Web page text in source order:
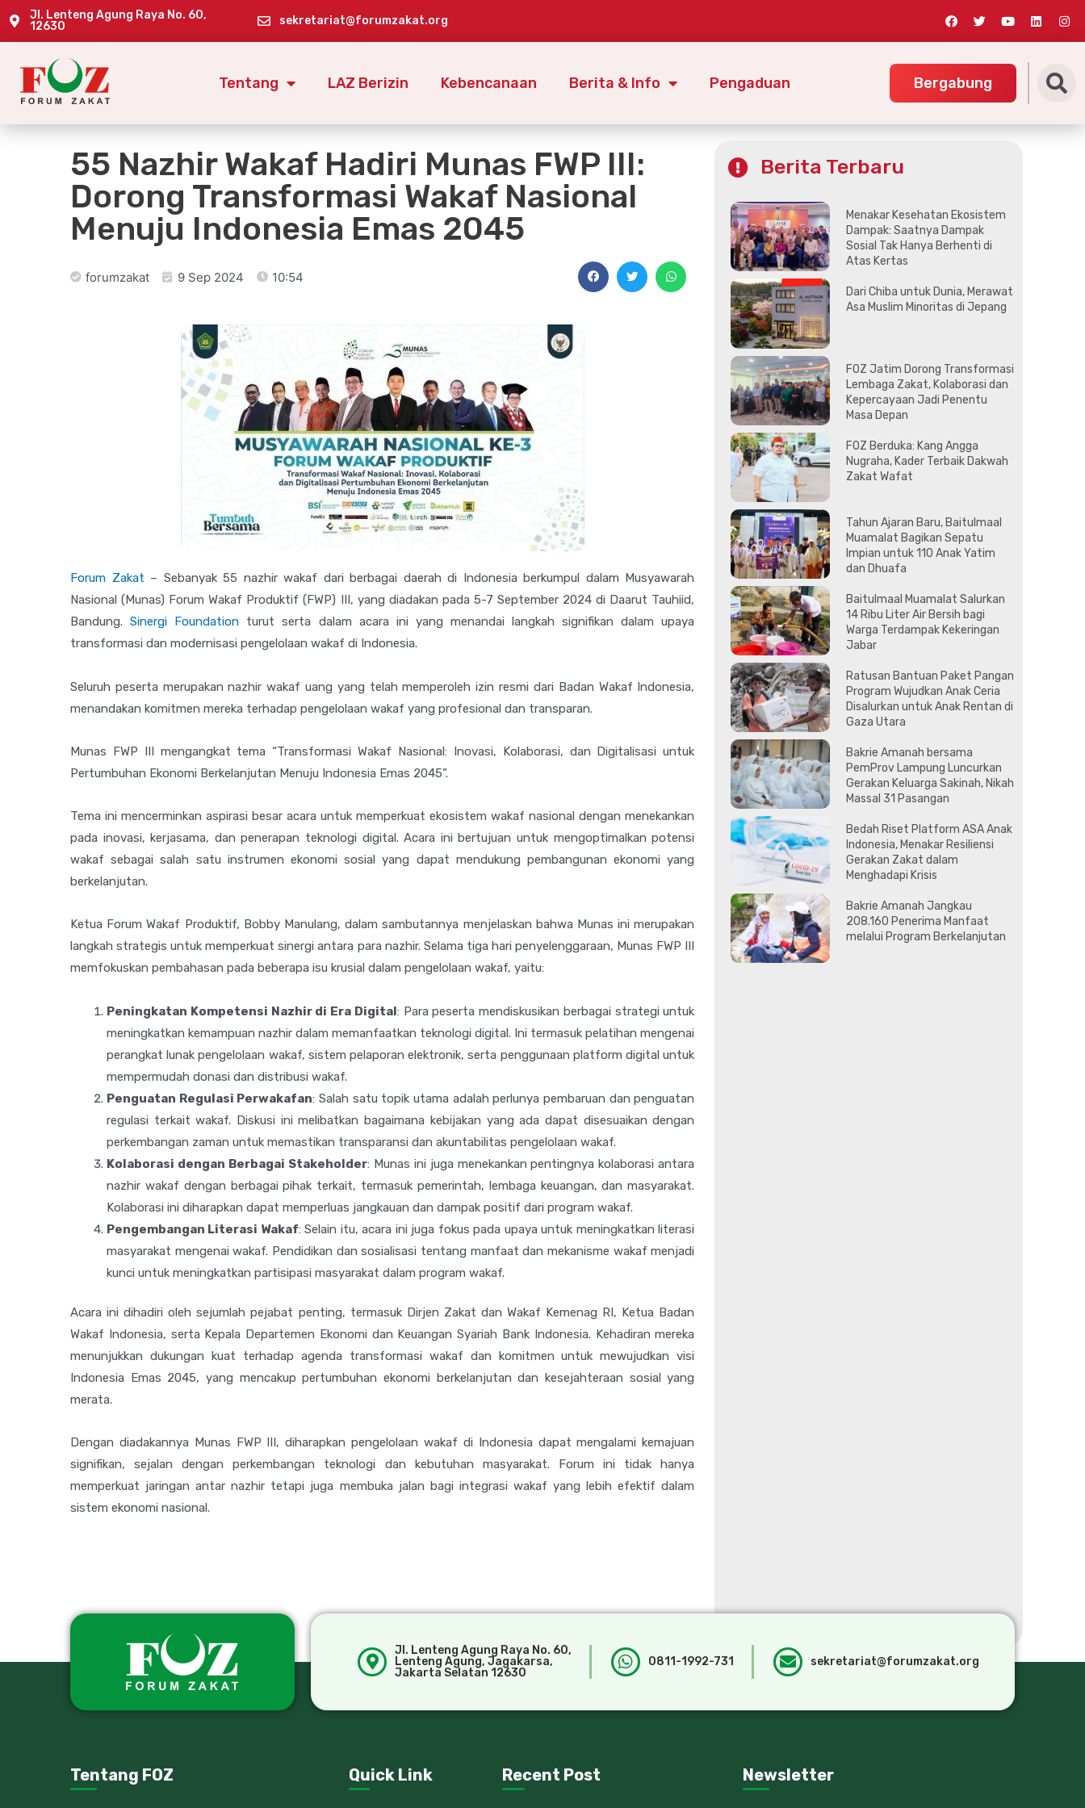
Jl. Lenteng Agung Raya No. 60,
12630
sekretariat@forumzakat.org
Tentang LAZ Berizin Kebencanaan Berita & Info Pengaduan Bergabung
55 Nazhir Wakaf Hadiri Munas FWP III:
Dorong Transformasi Wakaf Nasional
Menuju Indonesia Emas 2045
forumzakat 9 Sep 2024 10:54
Forum Zakat – Sebanyak 55 nazhir wakaf dari berbagai daerah di Indonesia berkumpul dalam Musyawarah
Nasional (Munas) Forum Wakaf Produktif (FWP) III, yang diadakan pada 5-7 September 2024 di Daarut Tauhiid,
Bandung.Sinergi Foundation turut serta dalam acara ini yang menandai langkah signifikan dalam upaya
transformasi dan modernisasi pengelolaan wakaf di Indonesia.
Seluruh peserta merupakan nazhir wakaf uang yang telah memperoleh izin resmi dari Badan Wakaf Indonesia,
menandakan komitmen mereka terhadap pengelolaan wakaf yang profesional dan transparan.
Munas FWP III mengangkat tema “Transformasi Wakaf Nasional: Inovasi, Kolaborasi, dan Digitalisasi untuk
Pertumbuhan Ekonomi Berkelanjutan Menuju Indonesia Emas 2045”.
Tema ini mencerminkan aspirasi besar acara untuk memperkuat ekosistem wakaf nasional dengan menekankan
pada inovasi, kerjasama, dan penerapan teknologi digital. Acara ini bertujuan untuk mengoptimalkan potensi
wakaf sebagai salah satu instrumen ekonomi sosial yang dapat mendukung pembangunan ekonomi yang
berkelanjutan.
Ketua Forum Wakaf Produktif, Bobby Manulang, dalam sambutannya menjelaskan bahwa Munas ini merupakan
langkah strategis untuk memperkuat sinergi antara para nazhir. Selama tiga hari penyelenggaraan, Munas FWP III
memfokuskan pembahasan pada beberapa isu krusial dalam pengelolaan wakaf, yaitu:
Peningkatan Kompetensi Nazhir di Era Digital: Para peserta mendiskusikan berbagai strategi untuk
meningkatkan kemampuan nazhir dalam memanfaatkan teknologi digital. Ini termasuk pelatihan mengenai
perangkat lunak pengelolaan wakaf, sistem pelaporan elektronik, serta penggunaan platform digital untuk
mempermudah donasi dan distribusi wakaf.
Penguatan Regulasi Perwakafan: Salah satu topik utama adalah perlunya pembaruan dan penguatan
regulasi terkait wakaf. Diskusi ini melibatkan bagaimana kebijakan yang ada dapat disesuaikan dengan
perkembangan zaman untuk memastikan transparansi dan akuntabilitas pengelolaan wakaf.
Kolaborasi dengan Berbagai Stakeholder: Munas ini juga menekankan pentingnya kolaborasi antara
nazhir wakaf dengan berbagai pihak terkait, termasuk pemerintah, lembaga keuangan, dan masyarakat.
Kolaborasi ini diharapkan dapat memperluas jangkauan dan dampak positif dari program wakaf.
Pengembangan Literasi Wakaf: Selain itu, acara ini juga fokus pada upaya untuk meningkatkan literasi
masyarakat mengenai wakaf. Pendidikan dan sosialisasi tentang manfaat dan mekanisme wakaf menjadi
kunci untuk meningkatkan partisipasi masyarakat dalam program wakaf.
Acara ini dihadiri oleh sejumlah pejabat penting, termasuk Dirjen Zakat dan Wakaf Kemenag RI, Ketua Badan
Wakaf Indonesia, serta Kepala Departemen Ekonomi dan Keuangan Syariah Bank Indonesia. Kehadiran mereka
menunjukkan dukungan kuat terhadap agenda transformasi wakaf dan komitmen untuk mewujudkan visi
Indonesia Emas 2045, yang mencakup pertumbuhan ekonomi berkelanjutan dan kesejahteraan sosial yang
merata.
Dengan diadakannya Munas FWP III, diharapkan pengelolaan wakaf di Indonesia dapat mengalami kemajuan
signifikan, sejalan dengan perkembangan teknologi dan kebutuhan masyarakat. Forum ini tidak hanya
memperkuat jaringan antar nazhir tetapi juga membuka jalan bagi integrasi wakaf yang lebih efektif dalam
sistem ekonomi nasional.
Berita Terbaru
Menakar Kesehatan Ekosistem
Dampak: Saatnya Dampak
Sosial Tak Hanya Berhenti di
Atas Kertas
Dari Chiba untuk Dunia, Merawat
Asa Muslim Minoritas di Jepang
FOZ Jatim Dorong Transformasi
Lembaga Zakat, Kolaborasi dan
Kepercayaan Jadi Penentu
Masa Depan
FOZ Berduka: Kang Angga
Nugraha, Kader Terbaik Dakwah
Zakat Wafat
Tahun Ajaran Baru, Baitulmaal
Muamalat Bagikan Sepatu
Impian untuk 110 Anak Yatim
dan Dhuafa
Baitulmaal Muamalat Salurkan
14 Ribu Liter Air Bersih bagi
Warga Terdampak Kekeringan
Jabar
Ratusan Bantuan Paket Pangan
Program Wujudkan Anak Ceria
Disalurkan untuk Anak Rentan di
Gaza Utara
Bakrie Amanah bersama
PemProv Lampung Luncurkan
Gerakan Keluarga Sakinah, Nikah
Massal 31 Pasangan
Bedah Riset Platform ASA Anak
Indonesia, Menakar Resiliensi
Gerakan Zakat dalam
Menghadapi Krisis
Bakrie Amanah Jangkau
208.160 Penerima Manfaat
melalui Program Berkelanjutan
Jl. Lenteng Agung Raya No. 60,
Lenteng Agung, Jagakarsa,
Jakarta Selatan 12630
0811-1992-731 sekretariat@forumzakat.org
Tentang FOZ Quick Link Recent Post Newsletter